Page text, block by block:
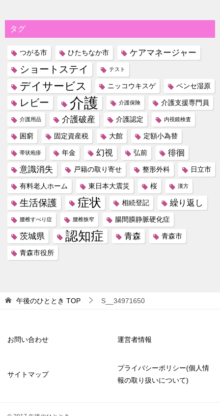
タグ
つがる市 ひたちなか市 ケアマネージャー
ショートステイ テスト
デイサービス ニッコウキスゲ ベンセ湿原
レビー 介護 介護保険 介護支援専門員
介護用品 介護破産 介護認定 内視鏡検査
困窮 固定資産税 大館 定額小為替
帯状疱疹 年金 幻視 弘前
徘徊
意識消失
戸籍の取り寄せ 整形外科 日立市
有料老人ホーム 東日本大震災 桜 漢方
生活保護 症状 相続登記 繰り返し
腰椎すべり症 腰椎狭窄 腸間膜静脈硬化症
茨城県 認知症 青森 青森市
青森市役所
午後のひととき TOP S__34971650
お問い合わせ 運営者情報
サイトマップ
プライバシーポリシー(個人情
報の取り扱いについて)